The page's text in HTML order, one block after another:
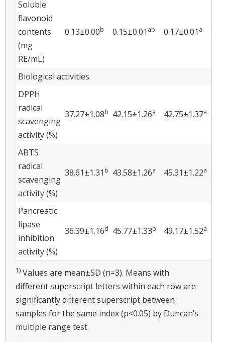
Soluble
flavonoid
contents
(mg
RE/mL)
0.13±0.00b 0.15±0.01 ab 0.17±0.01 a
Biological activities
DPPH
radical
scavenging
activity (%)
37.27±1.08b 42.15±1.26a 42.75±1.37a
ABTS
radical
scavenging
activity (%)
38.61±1.31 b 43.58±1.26a 45.31±1.22a
Pancreatic
lipase
inhibition
activity (%)
36.39±1.16d 45.77±1.33b 49.17±1.52a
1) Values are mean±SD (n=3). Means with
different superscript letters within each row are
significantly different superscript between
samples for the same index (p<0.05) by Duncan’s
multiple range test.